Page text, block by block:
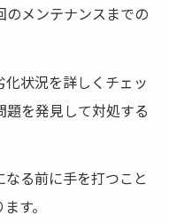
のメンテナンスまでの
状況を詳しくチェッ
を発見して対処する
る前に手を打つこと
す。